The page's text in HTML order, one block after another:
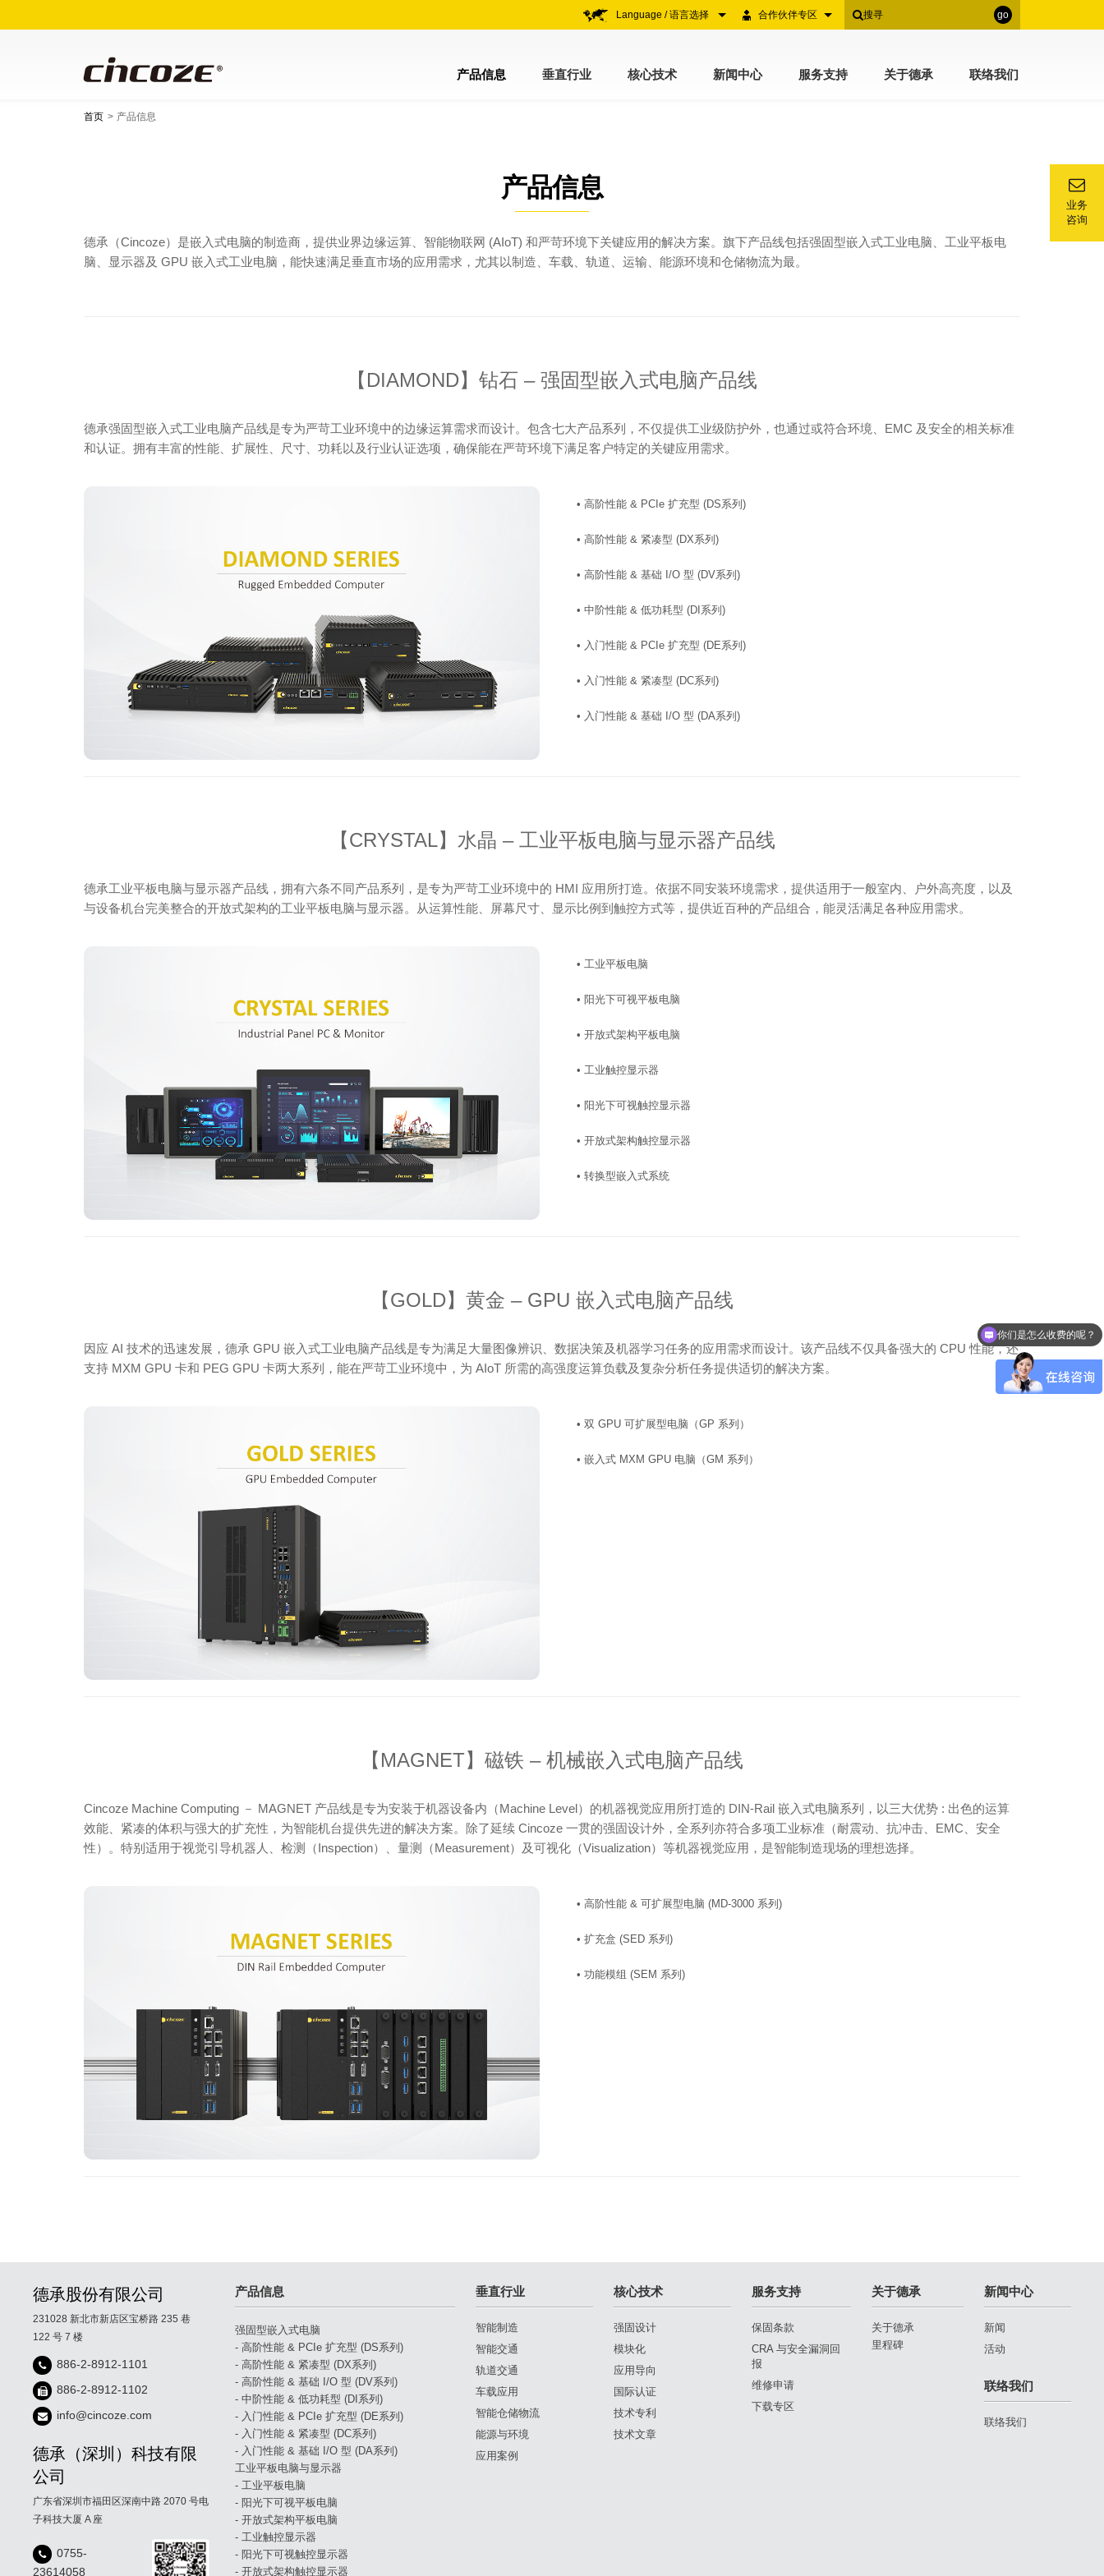
go
合作伙伴专区
Language / 语言选择
产品信息 垂直行业 核心技术 新闻中心 服务支持 关于德承 联络我们
业务
咨询
首页 产品信息
产品信息
德承（Cincoze）是嵌入式电脑的制造商，提供业界边缘运算、智能物联网 (AIoT) 和严苛环境下关键应用的解决方案。旗下产品线包括强固型嵌入式工业电脑、工业平板电
脑、显示器及 GPU 嵌入式工业电脑，能快速满足垂直市场的应用需求，尤其以制造、车载、轨道、运输、能源环境和仓储物流为最。
【DIAMOND】钻石 – 强固型嵌入式电脑产品线
德承强固型嵌入式工业电脑产品线是专为严苛工业环境中的边缘运算需求而设计。包含七大产品系列，不仅提供工业级防护外，也通过或符合环境、EMC 及安全的相关标准
和认证。拥有丰富的性能、扩展性、尺寸、功耗以及行业认证选项，确保能在严苛环境下满足客户特定的关键应用需求。
• 高阶性能 & PCIe 扩充型 (DS系列)
• 高阶性能 & 紧凑型 (DX系列)
• 高阶性能 & 基础 I/O 型 (DV系列)
• 中阶性能 & 低功耗型 (DI系列)
• 入门性能 & PCIe 扩充型 (DE系列)
• 入门性能 & 紧凑型 (DC系列)
• 入门性能 & 基础 I/O 型 (DA系列)
【CRYSTAL】水晶 – 工业平板电脑与显示器产品线
德承工业平板电脑与显示器产品线，拥有六条不同产品系列，是专为严苛工业环境中的 HMI 应用所打造。依据不同安装环境需求，提供适用于一般室内、户外高亮度，以及
与设备机台完美整合的开放式架构的工业平板电脑与显示器。从运算性能、屏幕尺寸、显示比例到触控方式等，提供近百种的产品组合，能灵活满足各种应用需求。
• 工业平板电脑
• 阳光下可视平板电脑
• 开放式架构平板电脑
• 工业触控显示器
• 阳光下可视触控显示器
• 开放式架构触控显示器
• 转换型嵌入式系统
【GOLD】黄金 – GPU 嵌入式电脑产品线
因应 AI 技术的迅速发展，德承 GPU 嵌入式工业电脑产品线是专为满足大量图像辨识、数据决策及机器学习任务的应用需求而设计。该产品线不仅具备强大的 CPU 性能，还
支持 MXM GPU 卡和 PEG GPU 卡两大系列，能在严苛工业环境中，为 AIoT 所需的高强度运算负载及复杂分析任务提供适切的解决方案。
• 双 GPU 可扩展型电脑（GP 系列）
• 嵌入式 MXM GPU 电脑（GM 系列）
【MAGNET】磁铁 – 机械嵌入式电脑产品线
Cincoze Machine Computing － MAGNET 产品线是专为安装于机器设备内（Machine Level）的机器视觉应用所打造的 DIN-Rail 嵌入式电脑系列，以三大优势 : 出色的运算
效能、紧凑的体积与强大的扩充性，为智能机台提供先进的解决方案。除了延续 Cincoze 一贯的强固设计外，全系列亦符合多项工业标准（耐震动、抗冲击、EMC、安全
性）。特别适用于视觉引导机器人、检测（Inspection）、量测（Measurement）及可视化（Visualization）等机器视觉应用，是智能制造现场的理想选择。
• 高阶性能 & 可扩展型电脑 (MD-3000 系列)
• 扩充盒 (SED 系列)
• 功能模组 (SEM 系列)
德承股份有限公司
231028 新北市新店区宝桥路 235 巷
122 号 7 楼
886-2-8912-1101
886-2-8912-1102
info@cincoze.com
德承（深圳）科技有限
公司
广东省深圳市福田区深南中路 2070 号电
子科技大厦 A 座
0755-
23614058
产品信息
强固型嵌入式电脑
- 高阶性能 & PCIe 扩充型 (DS系列)
- 高阶性能 & 紧凑型 (DX系列)
- 高阶性能 & 基础 I/O 型 (DV系列)
- 中阶性能 & 低功耗型 (DI系列)
- 入门性能 & PCIe 扩充型 (DE系列)
- 入门性能 & 紧凑型 (DC系列)
- 入门性能 & 基础 I/O 型 (DA系列)
工业平板电脑与显示器
- 工业平板电脑
- 阳光下可视平板电脑
- 开放式架构平板电脑
- 工业触控显示器
- 阳光下可视触控显示器
- 开放式架构触控显示器
垂直行业
智能制造
智能交通
轨道交通
车载应用
智能仓储物流
能源与环境
应用案例
核心技术
强固设计
模块化
应用导向
国际认证
技术专利
技术文章
服务支持
保固条款
CRA 与安全漏洞回
报
维修申请
下载专区
关于德承
关于德承
里程碑
新闻中心
新闻
活动
联络我们
联络我们
你们是怎么收费的呢？